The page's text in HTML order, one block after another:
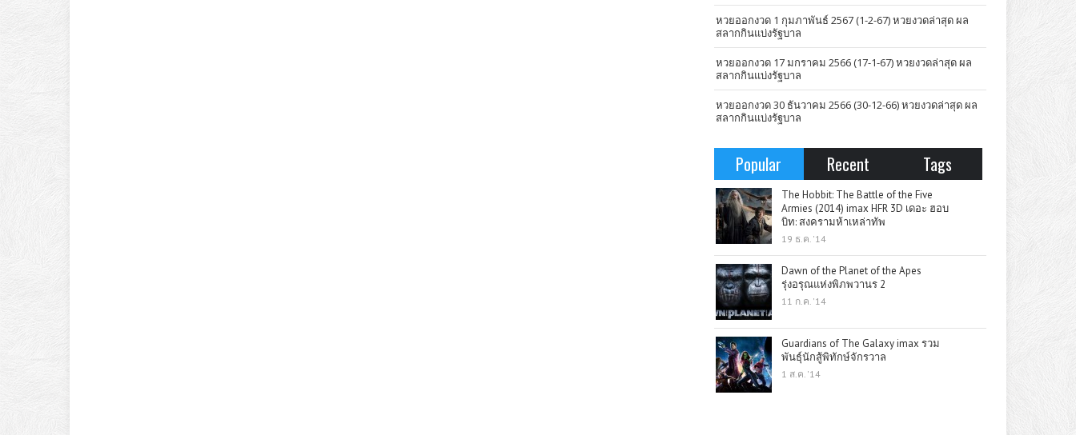
หวยออกงวด 1 กุมภาพันธ์ 2567 (1-2-67) หวยงวดล่าสุด ผล
สลากกินแบ่งรัฐบาล
หวยออกงวด 17 มกราคม 2566 (17-1-67) หวยงวดล่าสุด ผล
สลากกินแบ่งรัฐบาล
หวยออกงวด 30 ธันวาคม 2566 (30-12-66) หวยงวดล่าสุด ผล
สลากกินแบ่งรัฐบาล
Popular Recent Tags
The Hobbit: The Battle of the Five
Armies (2014) imax HFR 3D เดอะ ฮอบ
บิท: สงครามห้าเหล่าทัพ
19 ธ.ค. '14
Dawn of the Planet of the Apes
รุ่งอรุณแห่งพิภพวานร 2
11 ก.ค. '14
Guardians of The Galaxy imax รวม
พันธุ์นักสู้พิทักษ์จักรวาล
1 ส.ค. '14